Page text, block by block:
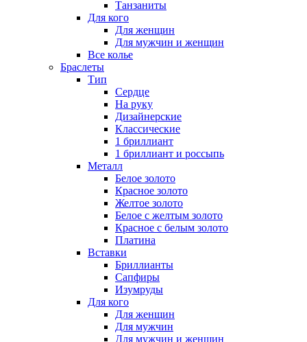
Танзаниты
Для кого
Для женщин
Для мужчин и женщин
Все колье
Браслеты
Тип
Сердце
На руку
Дизайнерские
Классические
1 бриллиант
1 бриллиант и россыпь
Металл
Белое золото
Красное золото
Желтое золото
Белое с желтым золото
Красное с белым золото
Платина
Вставки
Бриллианты
Сапфиры
Изумруды
Для кого
Для женщин
Для мужчин
Для мужчин и женщин